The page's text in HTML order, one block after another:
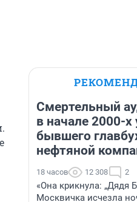
Смертельный
в начале 2000-х
бывшего
нефтяной
18 часов 12 308 2
«Она крикнула: „Дядя
Москвичка исчезла